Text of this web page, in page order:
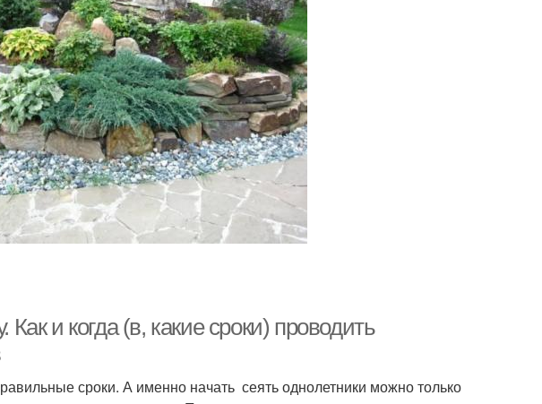
и когда (в, какие сроки) проводить
сроки. А именно начать сеять однолетники можно только